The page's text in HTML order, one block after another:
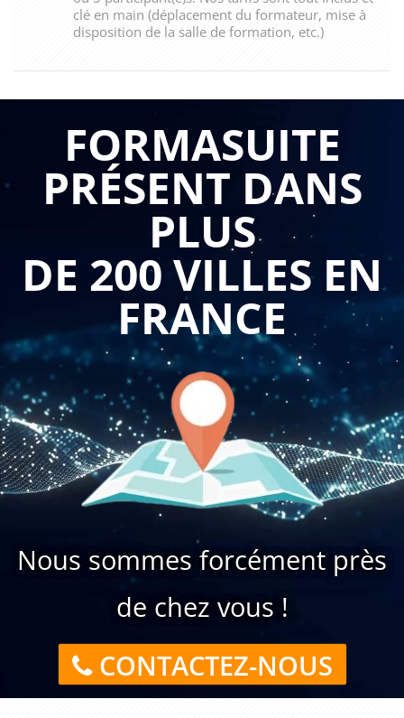
clé en main (déplacement du formateur, mise à
disposition de la salle de formation, etc.)
FORMASUITE
PRÉSENT DANS
PLUS
DE 200 VILLES EN
FRANCE
Nous sommes forcément près
de chez vous !
CONTACTEZ-NOUS